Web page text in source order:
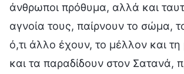
άνθρωποι πρόθυμα, αλλά και
αγνοία τους, παίρνουν το σώμα,
ό,τι άλλο έχουν, το μέλλον και τη
και τα παραδίδουν στον Σατανά,